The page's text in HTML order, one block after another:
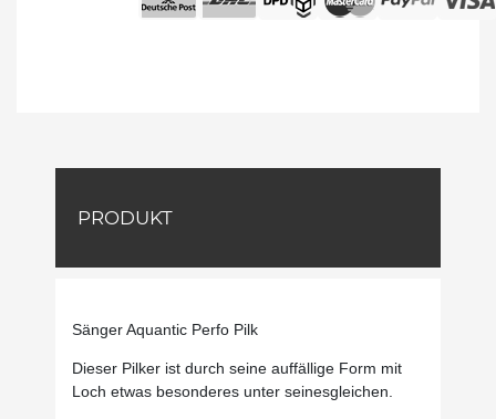
PRODUKT
Sänger Aquantic Perfo Pilk
Dieser Pilker ist durch seine auffällige Form mit
Loch etwas besonderes unter seinesgleichen.